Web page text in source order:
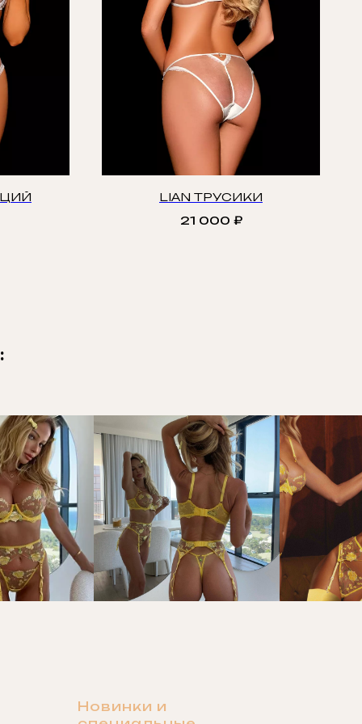
LIAN ТРУСИКИ
21 000 ₽
Новинки и